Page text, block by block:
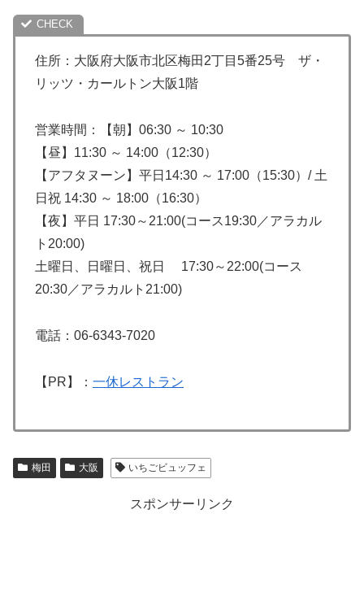
住所：大阪府大阪市北区梅田2丁目5番25号 ザ・
リッツ・カールトン大阪1階
営業時間：【朝】06:30 ～ 10:30
【昼】11:30 ～ 14:00（12:30）
【アフタヌーン】平日14:30 ～ 17:00（15:30）/ 土
日祝 14:30 ～ 18:00（16:30）
【夜】平日 17:30～21:00(コース19:30／アラカル
ト20:00)
土曜日、日曜日、祝日 17:30～22:00(コース
20:30／アラカルト21:00)
電話：06-6343-7020
【PR】： 一休レストラン
梅田 大阪 いちごビュッフェ
スポンサーリンク